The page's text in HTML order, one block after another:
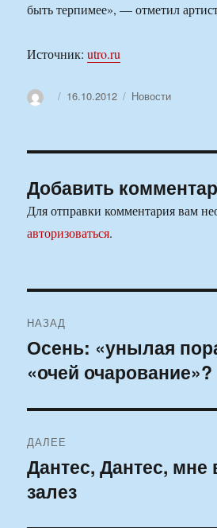
быть терпимее», — отметил
Источник:utro.ru
АвторОпубликовано
16.10.2012 Рубрики
Новости
Добавить
Для отправки комментария вам
авторизоваться.
по
записям
НАЗАД
Предыдущая
запись:
Осень: «унылая
«очей очарование»?
ДАЛЕЕ
Следующая
запись:
Дантес, Дантес, мне
залез